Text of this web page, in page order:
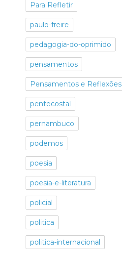
Para Refletir
paulo-freire
pedagogia-do-oprimido
pensamentos
Pensamentos e Reflexões
pentecostal
pernambuco
podemos
poesia
poesia-e-literatura
policial
politica
politica-internacional